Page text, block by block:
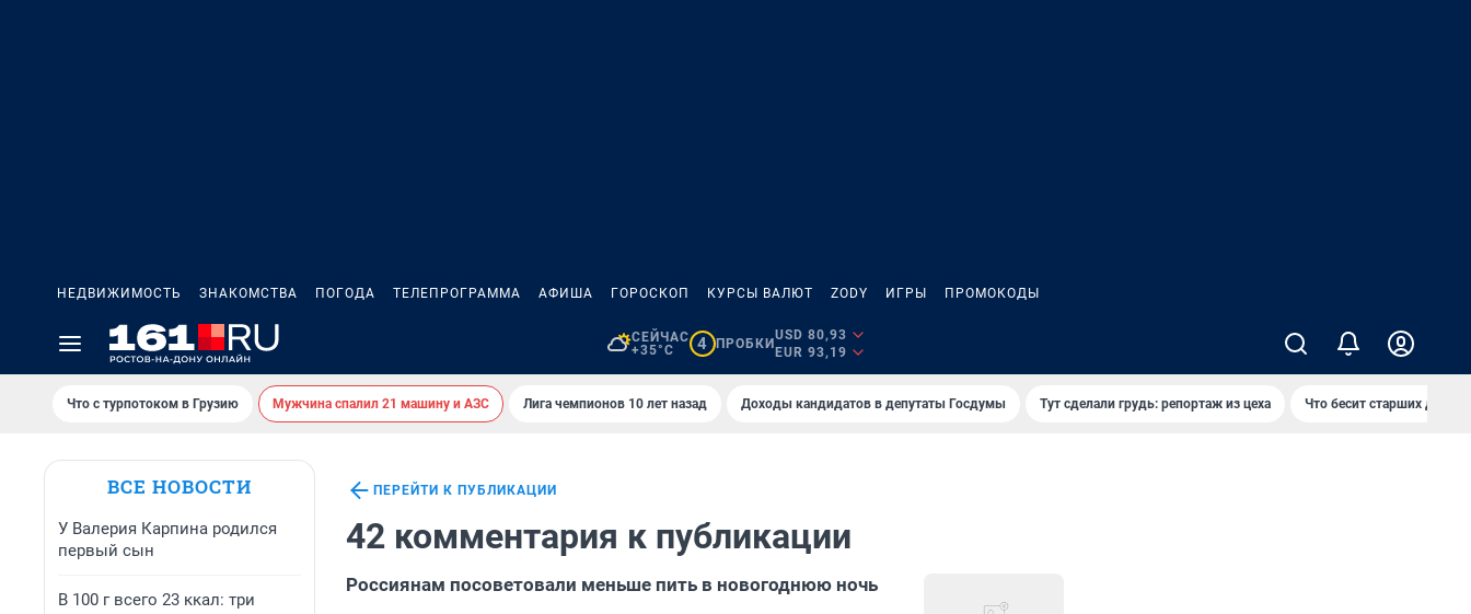
НЕДВИЖИМОСТЬ ЗНАКОМСТВА ПОГОДА ТЕЛЕПРОГРАММА АФИША ГОРОСКОП КУРСЫ ВАЛЮТ ZODY ИГРЫ ПРОМОКОДЫ
СЕЙЧАС
+35°C
4 ПРОБКИ
USD 80,93
EUR 93,19
Что с турпотоком в Грузию Мужчина спалил 21 машину и АЗС Лига чемпионов 10 лет назад Доходы кандидатов в депутаты Госдумы Тут сделали грудь: репортаж из цеха Что бесит старших детей
ВСЕ НОВОСТИ
У Валерия Карпина родился
первый сын
В 100 г всего 23 ккал: три
ПЕРЕЙТИ К ПУБЛИКАЦИИ
42 комментария к публикации
Россиянам посоветовали меньше пить в новогоднюю ночь